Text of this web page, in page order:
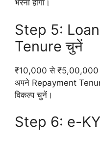
भरना होगा।
Step 5:
Tenure चुनें
₹10,000 से
अपने Repayment
विकल्प चुनें।
Step 6: e-